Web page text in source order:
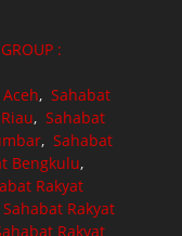
:
, Sahabat
, Sahabat
,Sahabat
Bengkulu,
Rakyat
Sahabat Rakyat
Rakyat